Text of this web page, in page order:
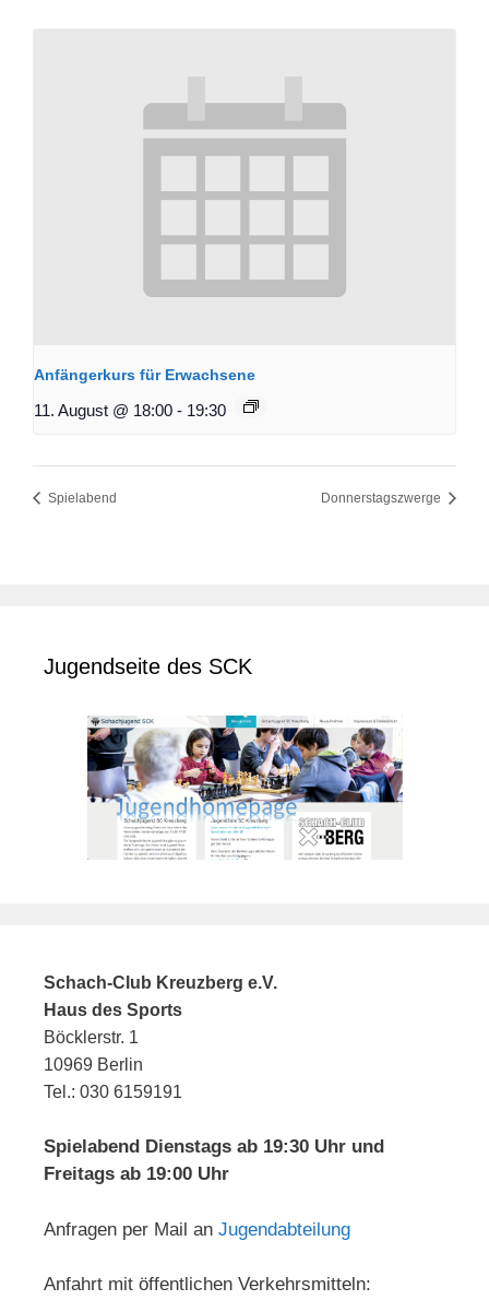
Anfängerkurs für Erwachsene
11. August @ 18:00 - 19:30
Spielabend Donnerstagszwerge
Jugendseite des SCK
Schach-Club Kreuzberg e.V.
Haus des Sports
Böcklerstr. 1
10969 Berlin
Tel.: 030 6159191
Spielabend Dienstags ab 19:30 Uhr und
Freitags ab 19:00 Uhr
Anfragen per Mail an Jugendabteilung
Anfahrt mit öffentlichen Verkehrsmitteln: